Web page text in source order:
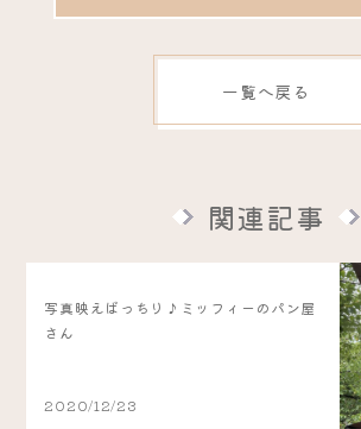
一覧へ戻る
関連記事
写真映えばっちり♪ミッフィーのパン屋
さん
2020/12/23